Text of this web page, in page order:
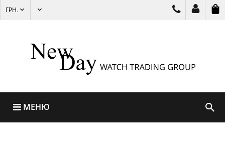
ГРН.
МЕНЮ